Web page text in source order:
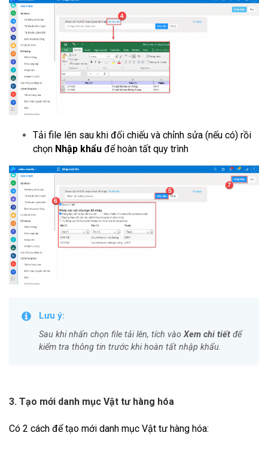
Tải file lên sau khi đối chiếu và chỉnh sửa (nếu có) rồi
chọn Nhập khẩu để hoàn tất quy trình
Lưu ý:
Sau khi nhấn chọn file tải lên, tích vàoXem chi tiết để
kiểm tra thông tin trước khi hoàn tất nhập khẩu.
3. Tạo mới danh mục Vật tư hàng hóa
Có 2 cách để tạo mới danh mục Vật tư hàng hóa: